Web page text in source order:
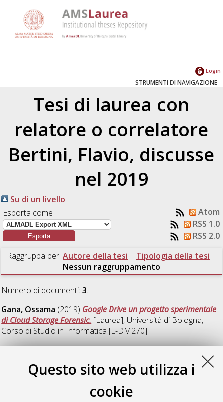
Questo sito web utilizza i
cookie
Login
STRUMENTI DI NAVIGAZIONE
Tesi di laurea con
relatore o correlatore
Bertini, Flavio, discusse
nel 2019
Su di un livello
Esporta come
Atom
RSS 1.0
RSS 2.0
Raggruppa per: Autore della tesi | Tipologia della tesi |
Nessun raggruppamento
Numero di documenti:3.
Gana, Ossama (2019) Google Drive un progetto sperimentale
di Cloud Storage Forensic. [Laurea], Università di Bologna,
Corso di Studio in Informatica [L-DM270]
Marchesi, Raffaele(2019)Fragilità nella popolazione
[Laurea], Università di
Bologna, Corso di Studio inInformatica [L-DM270],